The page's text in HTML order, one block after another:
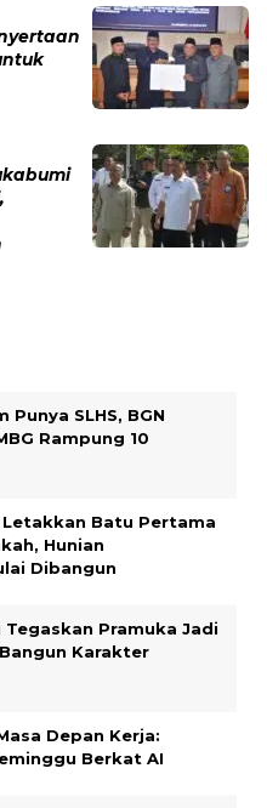
Punya SLHS, BGN
Rampung 10
Batu Pertama
Hunian
Dibangun
Pramuka Jadi
Karakter
Depan Kerja:
Berkat AI